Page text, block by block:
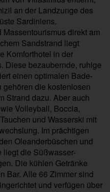
an der Landzunge des
Sardiniens.
direkt am
Sandstrand liegt
Komforthotel in der
Diese bezaubernde, ruhige
einen optimalen Bade-
die kostenlosen
Strand dazu. Aber auch
Volleyball, Boccia,
und Wasserski mit
Im prächtigen
Oleanderbüschen und
die Süßwasser-
Die kühlen Getränke
Bar. Alle 66 Zimmer sind
und verfügen über